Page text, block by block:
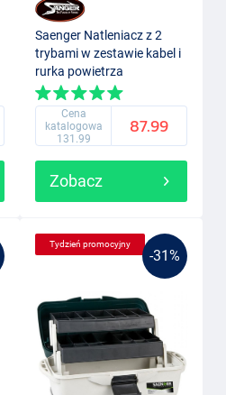
Saenger Natleniacz z 2
trybami w zestawie kabel i
rurka powietrza
Cena
katalogowa
131.99
87.99
Zobacz
-31%
Tydzień promocyjny